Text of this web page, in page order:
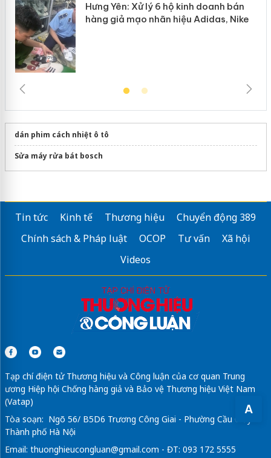
A
Hưng Yên: Xử lý 6 hộ kinh doanh bán
hàng giả mạo nhãn hiệu Adidas, Nike
dán phim cách nhiệt ô tô
Sửa máy rửa bát bosch
Tin tức Kinh tế Thương hiệu
Chuyển động 389
Chính sách & Pháp luật
OCOP Tư vấn
Xã hội
Videos
Tạp chí điện tử Thương hiệu và Công luận của cơ quan Trung
ương Hiệp hội Chống hàng giả và Bảo vệ Thương hiệu Việt Nam
(Vatap)
Tòa soạn: Ngõ 56/ B5D6 Trương Công Giai - Phường Cầu Giấy -
Thành phố Hà Nội
Email: thuonghieucongluan@gmail.com - ĐT: 093 172 5555